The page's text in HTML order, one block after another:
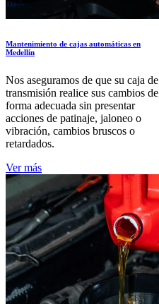
Mantenimiento de cajas automáticas en
Medellín
Nos aseguramos de que su caja de
transmisión realice sus cambios de
forma adecuada sin presentar
acciones de patinaje, jaloneo o
vibración, cambios bruscos o
retardados.
Ver más